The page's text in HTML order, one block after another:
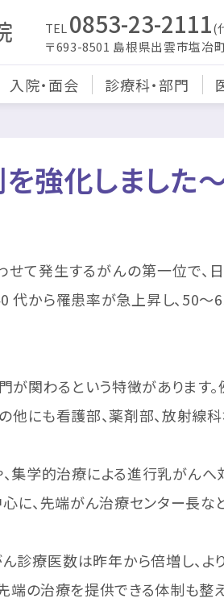
TEL 0853-23-2111(
〒693-8501 島根県出雲市塩冶
入院・面会 診療科・部門
強化しました
て発生するがんの第一位で、
代から罹患率が急上昇し、50
が関わるという特徴があります
にも看護部、薬剤部、放射線
集学的治療による進行乳がんへ
心に、先端がん治療センター長
療医数は昨年から倍増し、よ
端の治療を提供できる体制も整え